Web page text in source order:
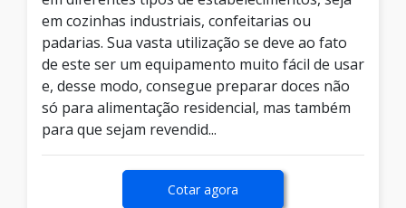
em cozinhas industriais, confeitarias ou
padarias. Sua vasta utilização se deve ao fato
de este ser um equipamento muito fácil de usar
e, desse modo, consegue preparar doces não
só para alimentação residencial, mas também
para que sejam revendid...
Cotar agora